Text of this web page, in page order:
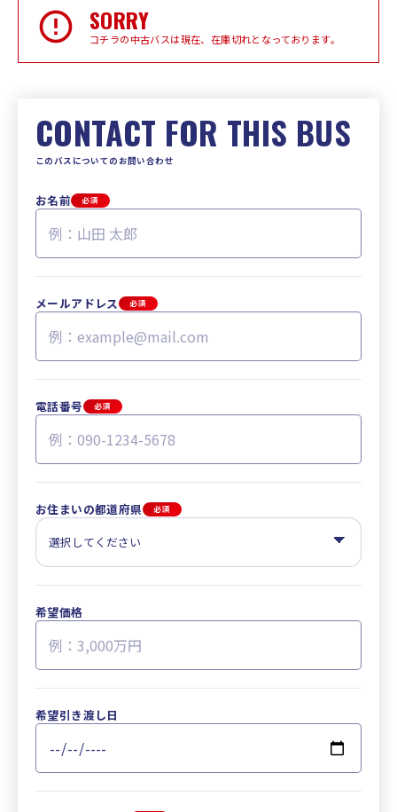
SORRY
コチラの中古バスは現在、在庫切れとなっております。
CONTACT FOR THIS BUS
このバスについてのお問い合わせ
お名前 必須
メールアドレス 必須
電話番号 必須
お住まいの都道府県 必須
希望価格
希望引き渡し日